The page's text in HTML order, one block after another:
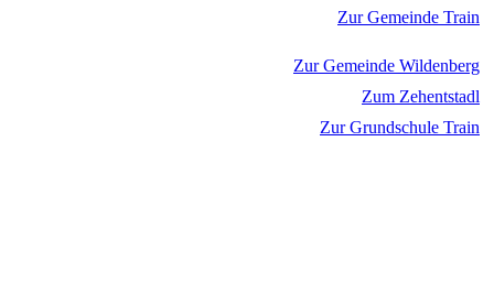
Zur Gemeinde Train
Zur Gemeinde Wildenberg
Zum Zehentstadl
Zur Grundschule Train